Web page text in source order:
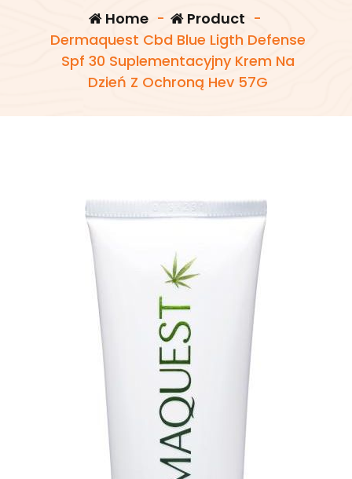
Home- Product -
Dermaquest Cbd Blue Ligth Defense
Spf 30 Suplementacyjny Krem Na
Dzień Z Ochroną Hev 57G